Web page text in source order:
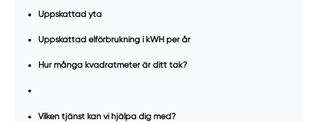
Uppskattad yta
Uppskattad elförbrukning i kWH per år
Hur många kvadratmeter är ditt tak?
Vilken tjänst kan vi hjälpa dig med?